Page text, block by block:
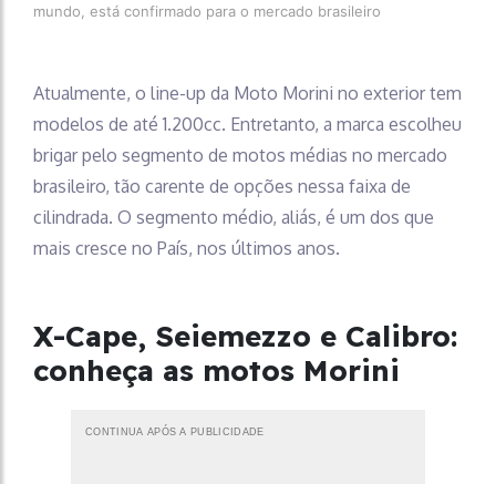
mundo, está confirmado para o mercado brasileiro
Atualmente, o line-up da Moto Morini no exterior tem
modelos de até 1.200cc. Entretanto, a marca escolheu
brigar pelo segmento de motos médias no mercado
brasileiro, tão carente de opções nessa faixa de
cilindrada. O segmento médio, aliás, é um dos que
mais cresce no País, nos últimos anos.
X-Cape, Seiemezzo e Calibro:
conheça as motos Morini
CONTINUA APÓS A PUBLICIDADE